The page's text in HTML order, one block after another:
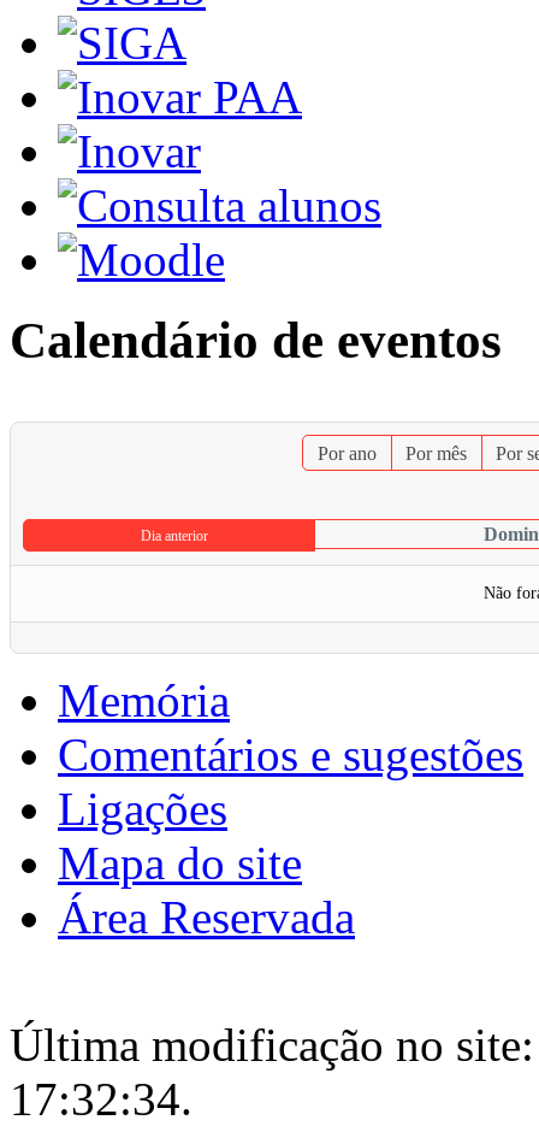
Calendário de eventos
Por ano Por mês Por
Dia anterior
Não
Memória
Comentários e sugestões
Ligações
Mapa do site
Área Reservada
Última modificação no
17:32:34.